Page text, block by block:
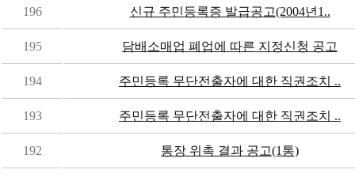
196 신규 주민등록증 발급공고(2004년1..
195 담배소매업 폐업에 따른 지정신청 공고
194 주민등록 무단전출자에 대한 직권조치 ..
193 주민등록 무단전출자에 대한 직권조치 ..
192 통장 위촉 결과 공고(1통)